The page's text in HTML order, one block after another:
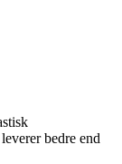
bedre end